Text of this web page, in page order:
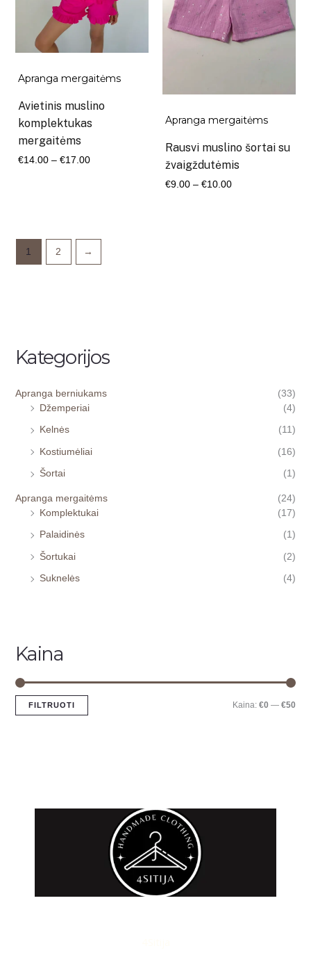
Kategorijos
Apranga berniukams
(33)
Džemperiai
(4)
Kelnės
(11)
Kostiumėliai
(16)
Šortai
(1)
Apranga mergaitėms
(24)
Komplektukai
(17)
Palaidinės
(1)
Šortukai
(2)
Suknelės
(4)
Kaina
FILTRUOTI Kaina:€0 —€50
Apranga mergaitėms
Avietinis muslino
komplektukas
mergaitėms
€14.00 – €17.00Kaina
Apranga mergaitėms
Rausvi muslino šortai su
žvaigždutėmis
€9.00 – €10.00Kaina
1 2 →